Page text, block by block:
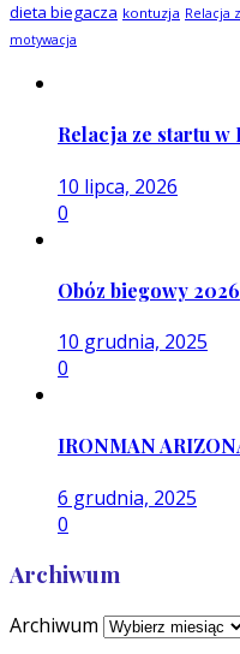
dieta biegacza kontuzja Relacja
motywacja
Relacja ze startu w
10 lipca, 2026
0
Obóz biegowy 2026
10 grudnia, 2025
0
IRONMAN
6 grudnia, 2025
0
Archiwum
Archiwum